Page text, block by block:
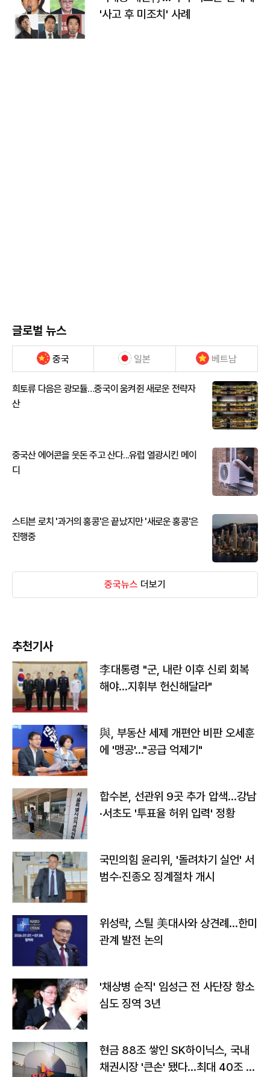
'사고 후 미조치' 사례
글로벌 뉴스
중국 일본 베트남
희토류 다음은 광모듈…중국이 움켜쥔 새로운 전략자
산
중국산 에어콘을 웃돈 주고 산다...유럽 열광시킨 메이
디
스티븐 로치 '과거의 홍콩'은 끝났지만 '새로운 홍콩'은
진행중
중국뉴스 더보기
추천기사
李대통령 "군, 내란 이후 신뢰 회복
해야…지휘부 헌신해달라"
與, 부동산 세제 개편안 비판 오세훈
에 '맹공'…"공급 억제기"
합수본, 선관위 9곳 추가 압색…강남
·서초도 '투표율 허위 입력' 정황
국민의힘 윤리위, '돌려차기 실언' 서
범수·진종오 징계절차 개시
위성락, 스틸 美대사와 상견례…한미
관계 발전 논의
'채상병 순직' 임성근 전 사단장 항소
심도 징역 3년
현금 88조 쌓인 SK하이닉스, 국내
채권시장 '큰손' 됐다…최대 40조 투